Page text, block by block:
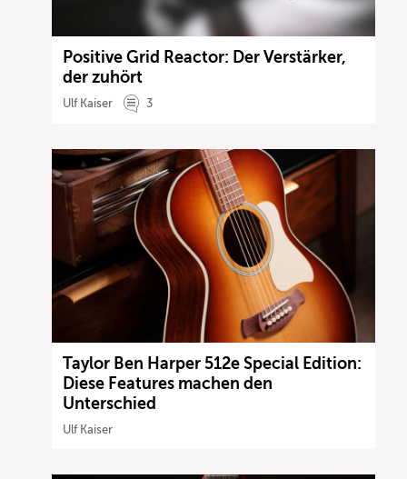
Positive Grid Reactor: Der Verstärker,
der zuhört
Ulf Kaiser 3
Taylor Ben Harper 512e Special Edition:
Diese Features machen den
Unterschied
Ulf Kaiser